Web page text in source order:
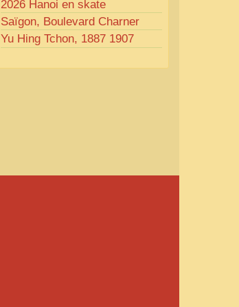
2026 Hanoi en skate
Saïgon, Boulevard Charner
Yu Hing Tchon, 1887 1907